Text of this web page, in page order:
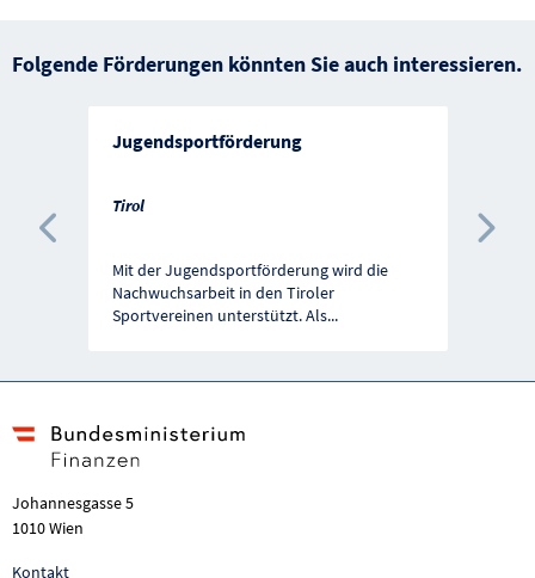
Folgende Förderungen könnten Sie auch interessieren.
Jugendsportförderung
Tirol
Mit der Jugendsportförderung wird die
Nachwuchsarbeit in den Tiroler
Sportvereinen unterstützt. Als...
Vorherige Förderung
Johannesgasse 5
1010 Wien
Kontakt